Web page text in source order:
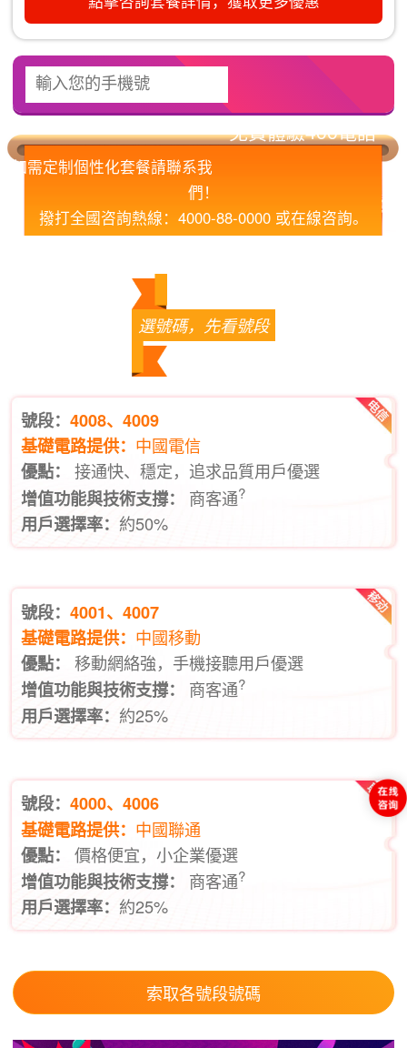
如需定制個性化套餐請聯系我
們！
撥打全國咨詢熱線：4000-88-0000 或在線咨詢。
您的滿意，我們的責任！
選號碼，先看號段
號段：4008、4009
基礎電路提供： 中國電信
優點：
接通快、穩定，追求品質用戶優選
增值功能與技術支撐：
商客通?
用戶選擇率： 約50%
號段：4001、4007
基礎電路提供： 中國移動
優點：
移動網絡強，手機接聽用戶優選
增值功能與技術支撐：
商客通?
用戶選擇率： 約25%
號段：4000、4006
基礎電路提供： 中國聯通
優點：
價格便宜，小企業優選
增值功能與技術支撐：
商客通?
用戶選擇率： 約25%
索取各號段號碼